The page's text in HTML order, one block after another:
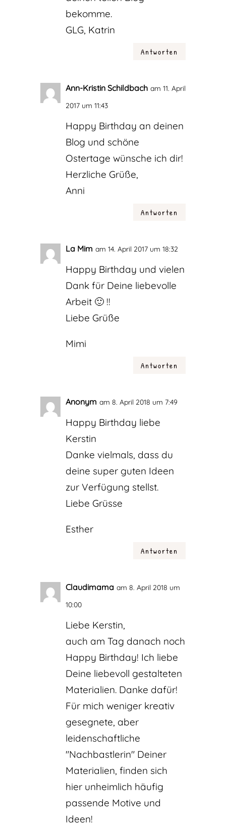
bekomme.
GLG, Katrin
Antworten
Ann-Kristin Schildbach am 11. April
2017 um 11:43
Happy Birthday an deinen
Blog und schöne
Ostertage wünsche ich dir!
Herzliche Grüße,
Anni
Antworten
La Mim am 14. April 2017 um 18:32
Happy Birthday und vielen
Dank für Deine liebevolle
Arbeit 🙂 !!
Liebe Grüße
Mimi
Antworten
Anonym am 8. April 2018 um 7:49
Happy Birthday liebe
Kerstin
Danke vielmals, dass du
deine super guten Ideen
zur Verfügung stellst.
Liebe Grüsse
Esther
Antworten
Claudimama am 8. April 2018 um
10:00
Liebe Kerstin,
auch am Tag danach noch
Happy Birthday! Ich liebe
Deine liebevoll gestalteten
Materialien. Danke dafür!
Für mich weniger kreativ
gesegnete, aber
leidenschaftliche
"Nachbastlerin" Deiner
Materialien, finden sich
hier unheimlich häufig
passende Motive und
Ideen!